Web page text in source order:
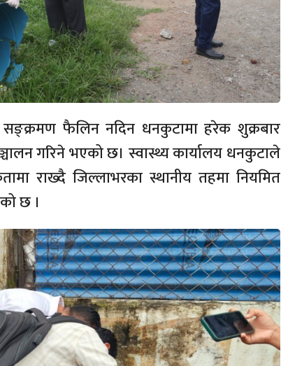
सङ्क्रमण फैलिन नदिन धनकुटामा हरेक शुक्रबार
गरिने भएको छ। स्वास्थ्य कार्यालय धनकुटाले
राख्दै जिल्लाभरका स्थानीय तहमा नियमित
छ ।